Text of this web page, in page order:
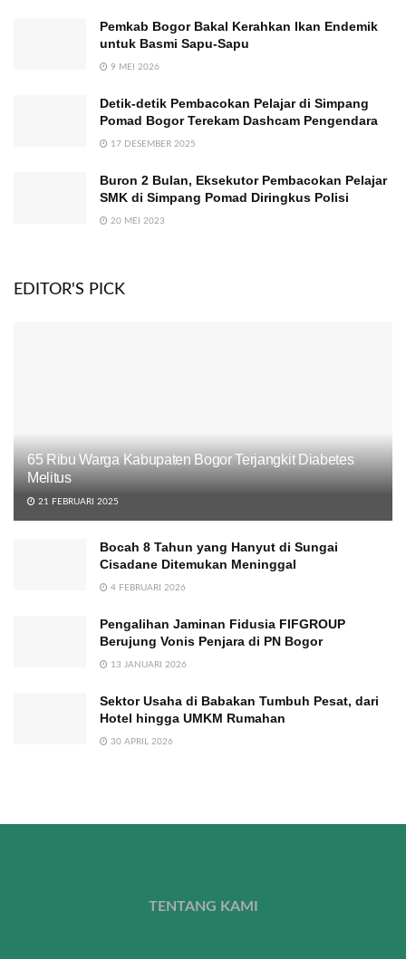
Pemkab Bogor Bakal Kerahkan Ikan Endemik
untuk Basmi Sapu-Sapu
9 MEI 2026
Detik-detik Pembacokan Pelajar di Simpang
Pomad Bogor Terekam Dashcam Pengendara
17 DESEMBER 2025
Buron 2 Bulan, Eksekutor Pembacokan Pelajar
SMK di Simpang Pomad Diringkus Polisi
20 MEI 2023
EDITOR'S PICK
65 Ribu Warga Kabupaten Bogor Terjangkit Diabetes
Melitus
21 FEBRUARI 2025
Bocah 8 Tahun yang Hanyut di Sungai
Cisadane Ditemukan Meninggal
4 FEBRUARI 2026
Pengalihan Jaminan Fidusia FIFGROUP
Berujung Vonis Penjara di PN Bogor
13 JANUARI 2026
Sektor Usaha di Babakan Tumbuh Pesat, dari
Hotel hingga UMKM Rumahan
30 APRIL 2026
TENTANG KAMI